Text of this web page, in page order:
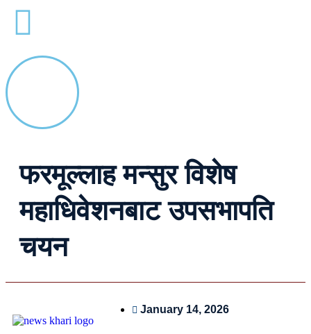
फरमूल्लाह मन्सुर विशेष
महाधिवेशनबाट उपसभापति
चयन
January 14, 2026